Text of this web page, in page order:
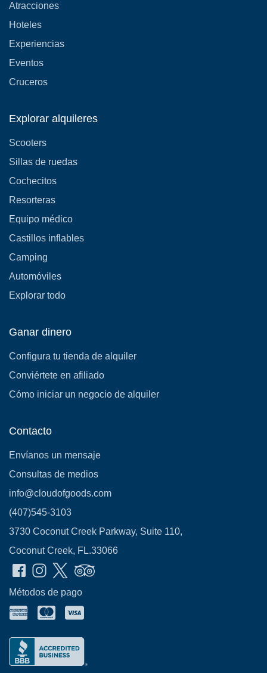
Atracciones
Hoteles
Experiencias
Eventos
Cruceros
Explorar alquileres
Scooters
Sillas de ruedas
Cochecitos
Resorteras
Equipo médico
Castillos inflables
Camping
Automóviles
Explorar todo
Ganar dinero
Configura tu tienda de alquiler
Conviértete en afiliado
Cómo iniciar un negocio de alquiler
Contacto
Envíanos un mensaje
Consultas de medios
info@cloudofgoods.com
(407)545-3103
3730 Coconut Creek Parkway, Suite 110,
Coconut Creek, FL.33066
Métodos de pago